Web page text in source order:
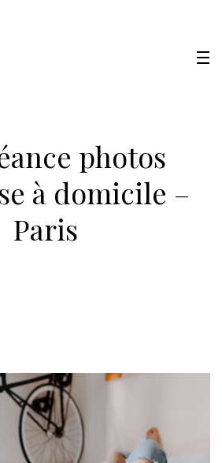
photos
à domicile –
Paris